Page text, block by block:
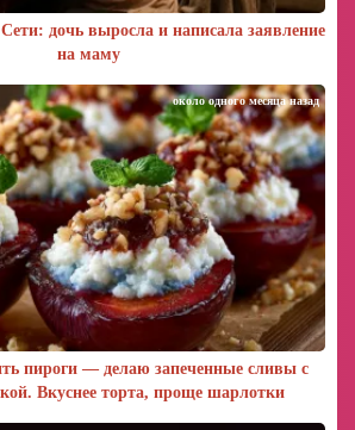
дочь выросла и написала заявление
на маму
пироги — делаю запеченные сливы с
Вкуснее торта, проще шарлотки
около одного месяца назад